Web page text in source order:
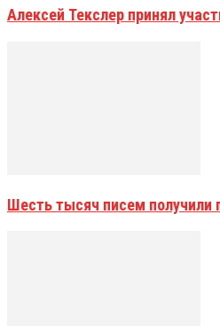
Алексей Текслер принял
Шесть тысяч писем получили